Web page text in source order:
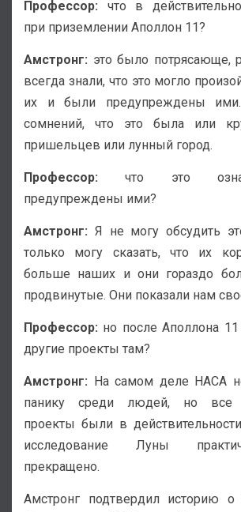
Профессор: что в
при приземлении Аполлон 11?
Амстронг: это было потрясающе,
всегда знали, что это могло
их и были предупреждены
сомнений, что это была или
пришельцев или лунный город.
Профессор: что это
предупреждены ими?
Амстронг: Я не могу обсудить
только могу сказать, что их
больше наших и они гораздо
продвинутые. Они показали нам
Профессор: но после Аполлона
другие проекты там?
Амстронг: На самом деле НАСА
панику среди людей, но все
проекты были в
исследование Луны
прекращено.
Амстронг подтвердил историю